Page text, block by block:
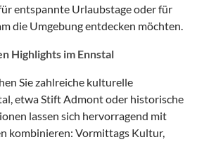
entspannte Urlaubstage oder für
die Umgebung entdecken möchten.
Highlights im Ennstal
Sie zahlreiche kulturelle
etwa Stift Admont oder historische
lassen sich hervorragend mit
kombinieren: Vormittags Kultur,